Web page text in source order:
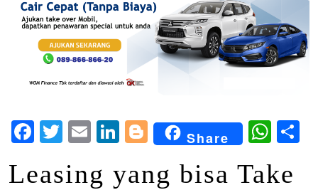
Facebook
Twitter
EmailLinkedIn
Blogger
Share
Leasing yang bisa Take